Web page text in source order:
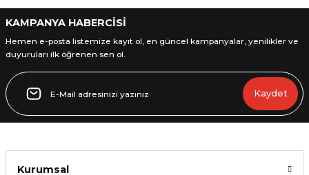
Gönder
KAMPANYA HABERCİSİ
Hemen e-posta listemize kayıt ol, en güncel kampanyalar, yenilikler ve
duyuruları ilk öğrenen sen ol.
Kaydet
Kurumsal